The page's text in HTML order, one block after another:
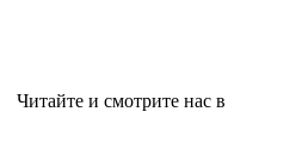
Читайте и смотрите нас в